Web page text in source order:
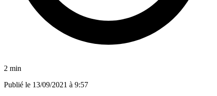
2 min
Publié le 13/09/2021 à 9:57